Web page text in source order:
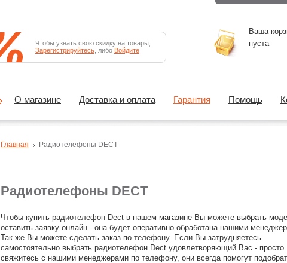
Радиотелефоны DECT
Чтобы купить радиотелефон Dect в нашем магазине Вы можете выбрать
оставить заявку онлайн - она будет оперативно обработана нашими
Так же Вы можете сделать заказ по телефону. Если Вы затрудняетесь
самостоятельно выбрать радиотелефон Dect удовлетворяющий Вас - просто
свяжитесь с нашими менеджерами по телефону, они всегда помогут
Главная Радиотелефоны DECT
Чтобы узнать свою скидку на товары,
Зарегистрируйтесь , либо Войдите
Ваша
пуста
О магазине Доставка и оплата Гарантия Помощь